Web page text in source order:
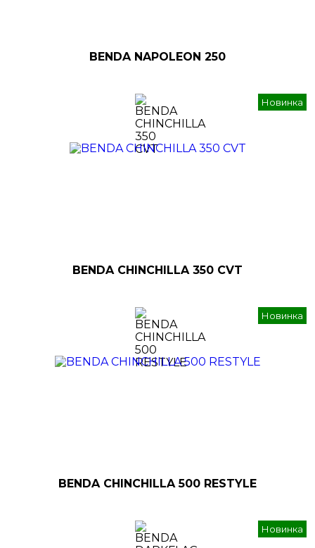
BENDA NAPOLEON 250
Новинка
BENDA CHINCHILLA 350 CVT
Новинка
BENDA CHINCHILLA 500 RESTYLE
Новинка